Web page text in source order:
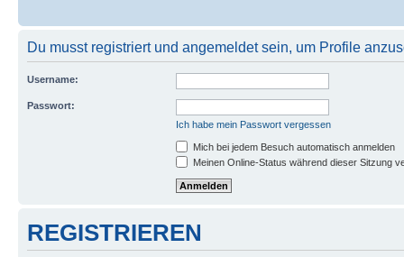
Du musst registriert und angemeldet sein, um Profile
Username:
Passwort:
Ich habe mein Passwort vergessen
Mich bei jedem Besuch automatisch anmelden
Meinen Online-Status während dieser Sitzung
REGISTRIEREN